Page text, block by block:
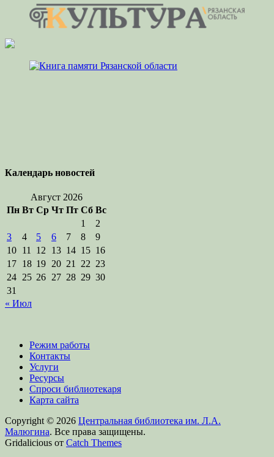
Календарь новостей
Август 2026
Пн Вт Ср Чт Пт Сб Вс
1
2
3
4 5 6 7 8
9
10 11 12 13 14 15 16
17 18 19 20 21 22 23
24 25 26 27 28 29 30
31
« Июл
Режим работы
Контакты
Услуги
Ресурсы
Спроси библиотекаря
Карта сайта
Copyright © 2026 Центральная библиотека им. Л.А.
Малюгина. Все права защищены.
Gridalicious от Catch Themes